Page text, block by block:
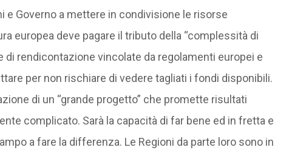
e Governo a mettere in condivisione le risorse
europea deve pagare il tributo della “complessità di
di rendicontazione vincolate da regolamenti europei e
per non rischiare di vedere tagliati i fondi disponibili.
di un “grande progetto” che promette risultati
complicato. Sarà la capacità di far bene ed in fretta e
a fare la differenza. Le Regioni da parte loro sono in